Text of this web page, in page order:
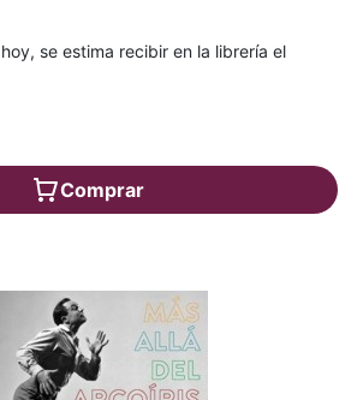
se estima recibir en la librería el
Comprar